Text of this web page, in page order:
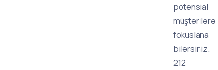
potensial
müştərilərə
fokuslana
bilərsiniz.
212